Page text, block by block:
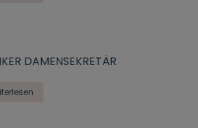
DAMENSEKRETÄR